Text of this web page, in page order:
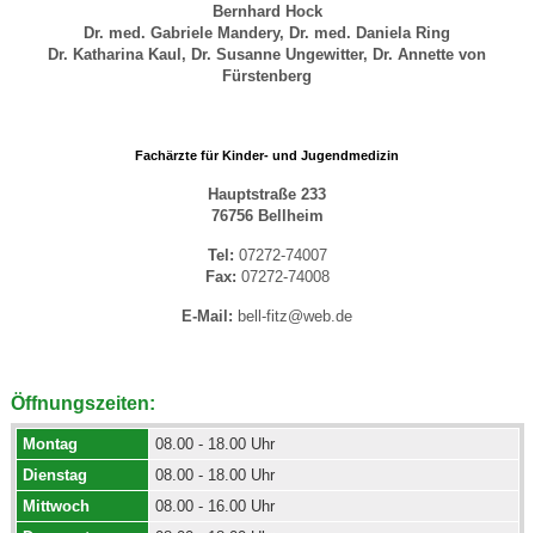
Bernhard Hock
Dr. med. Gabriele Mandery, Dr. med. Daniela Ring
Dr. Katharina Kaul, Dr. Susanne Ungewitter, Dr. Annette von
Fürstenberg
Fachärzte für Kinder- und Jugendmedizin
Hauptstraße 233
76756 Bellheim
Tel: 07272-74007
Fax: 07272-74008
E-Mail: bell-fitz@web.de
Öffnungszeiten:
Montag
08.00 - 18.00 Uhr
Dienstag
08.00 - 18.00 Uhr
Mittwoch
08.00 - 16.00 Uhr